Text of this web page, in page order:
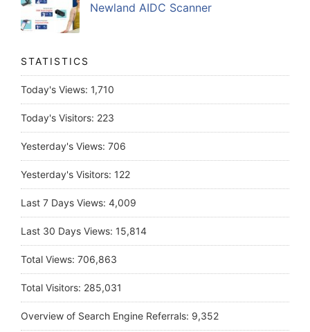
Newland AIDC Scanner
STATISTICS
Today's Views: 1,710
Today's Visitors: 223
Yesterday's Views: 706
Yesterday's Visitors: 122
Last 7 Days Views: 4,009
Last 30 Days Views: 15,814
Total Views: 706,863
Total Visitors: 285,031
Overview of Search Engine Referrals: 9,352